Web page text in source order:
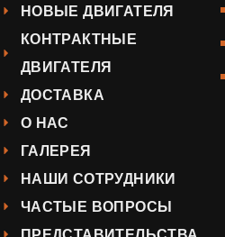
НОВЫЕ ДВИГАТЕЛЯ
КОНТРАКТНЫЕ
ДВИГАТЕЛЯ
ДОСТАВКА
О НАС
ГАЛЕРЕЯ
НАШИ СОТРУДНИКИ
ЧАСТЫЕ ВОПРОСЫ